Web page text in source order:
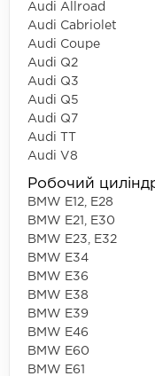
Audi Allroad
Audi Cabriolet
Audi Coupe
Audi Q2
Audi Q3
Audi Q5
Audi Q7
Audi TT
Audi V8
Робочий
BMW E12, E28
BMW E21, E30
BMW E23, E32
BMW E34
BMW E36
BMW E38
BMW E39
BMW E46
BMW E60
BMW E61